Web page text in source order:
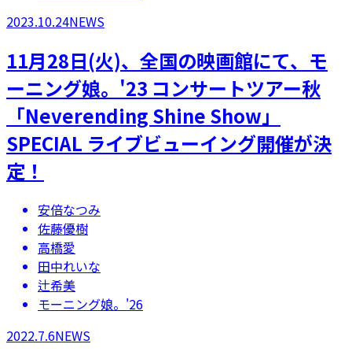
2023.10.24NEWS
11月28日(火)、全国の映画館にて、モ
ーニング娘。'23 コンサートツアー秋
「Neverending Shine Show」
SPECIAL ライブビューイング開催が決
定！
安倍なつみ
佐藤優樹
高橋愛
田中れいな
辻希美
モーニング娘。'26
2022.7.6NEWS